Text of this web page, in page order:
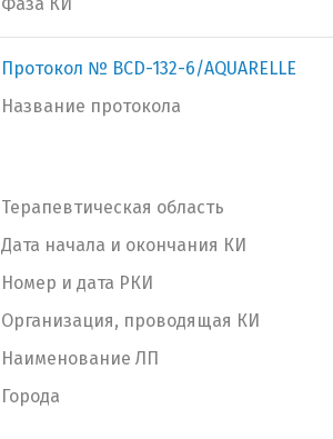
Протокол № BCD-132-6/AQUARELLE
Название протокола
Терапевтическая область
Дата начала и окончания КИ
Номер и дата РКИ
Организация, проводящая КИ
Наименование ЛП
Города